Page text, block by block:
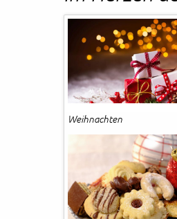
Weihnachten
Rechtliches und AGB
Reiseversicherung